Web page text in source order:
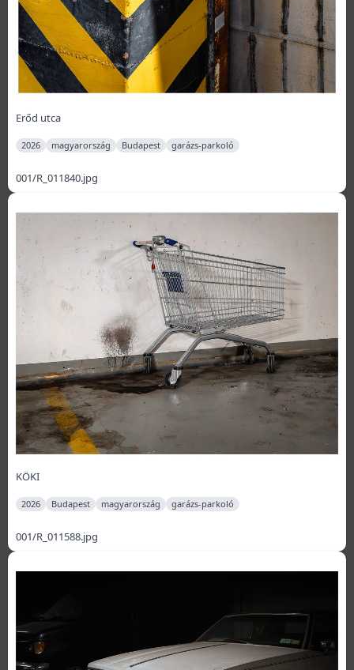
Erőd utca
2026 magyarország Budapest garázs-parkoló
001/R_011840.jpg
KÖKI
2026 Budapest magyarország garázs-parkoló
001/R_011588.jpg